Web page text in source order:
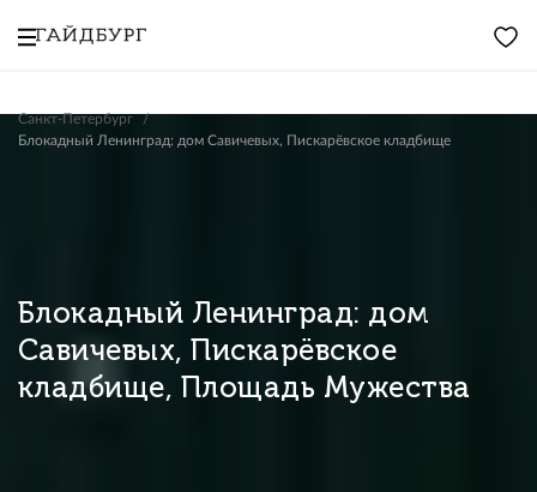
Санкт-Петербург
Блокадный Ленинград: дом Савичевых, Пискарёвское кладбище
Блокадный Ленинград: дом
Савичевых, Пискарёвское
кладбище, Площадь Мужества